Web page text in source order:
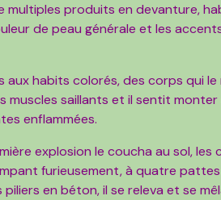
multiples produits en devanture,
de peau générale et les
aux habits colorés, des corps qui
muscles saillants et il sentit
enflammées.
explosion le coucha au sol, les
furieusement, à quatre
en béton, il se releva et se